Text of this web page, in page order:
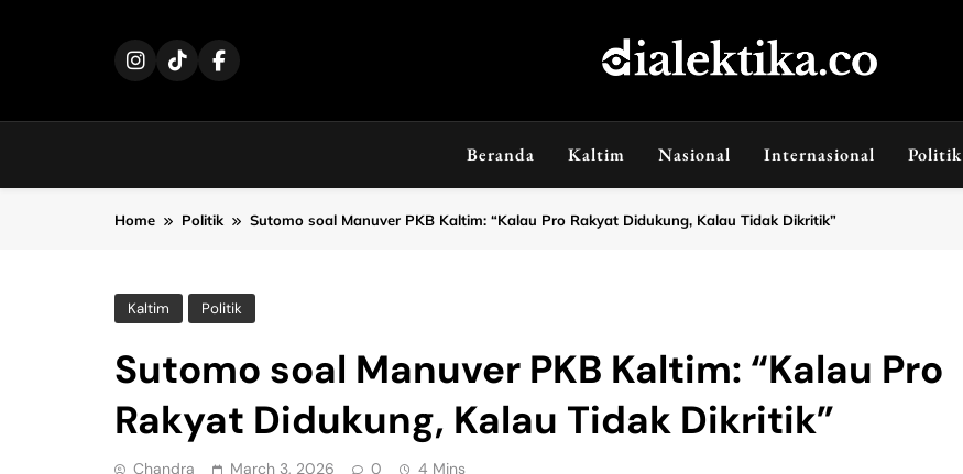
dialektika
Beranda Kaltim Nasional Internasional Politik
Home Politik Sutomo soal Manuver PKB Kaltim: “Kalau Pro Rakyat Didukung, Kalau Tidak Dikritik”
Kaltim Politik
Sutomo soal Manuver PKB Kaltim: “Kalau Pro
Rakyat Didukung, Kalau Tidak Dikritik”
Chandra March 3, 2026 0 4 Mins